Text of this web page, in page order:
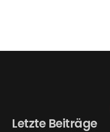
Letzte Beiträge